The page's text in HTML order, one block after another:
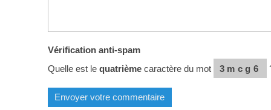
Vérification anti-spam
Quelle est le quatrièmecaractère du mot 3mcg6